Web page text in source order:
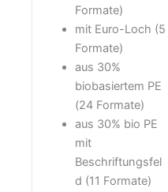
Formate)
mit Euro-Loch (5
Formate)
aus 30%
biobasiertem PE
(24 Formate)
aus 30% bio PE
mit
Beschriftungsfel
d (11 Formate)